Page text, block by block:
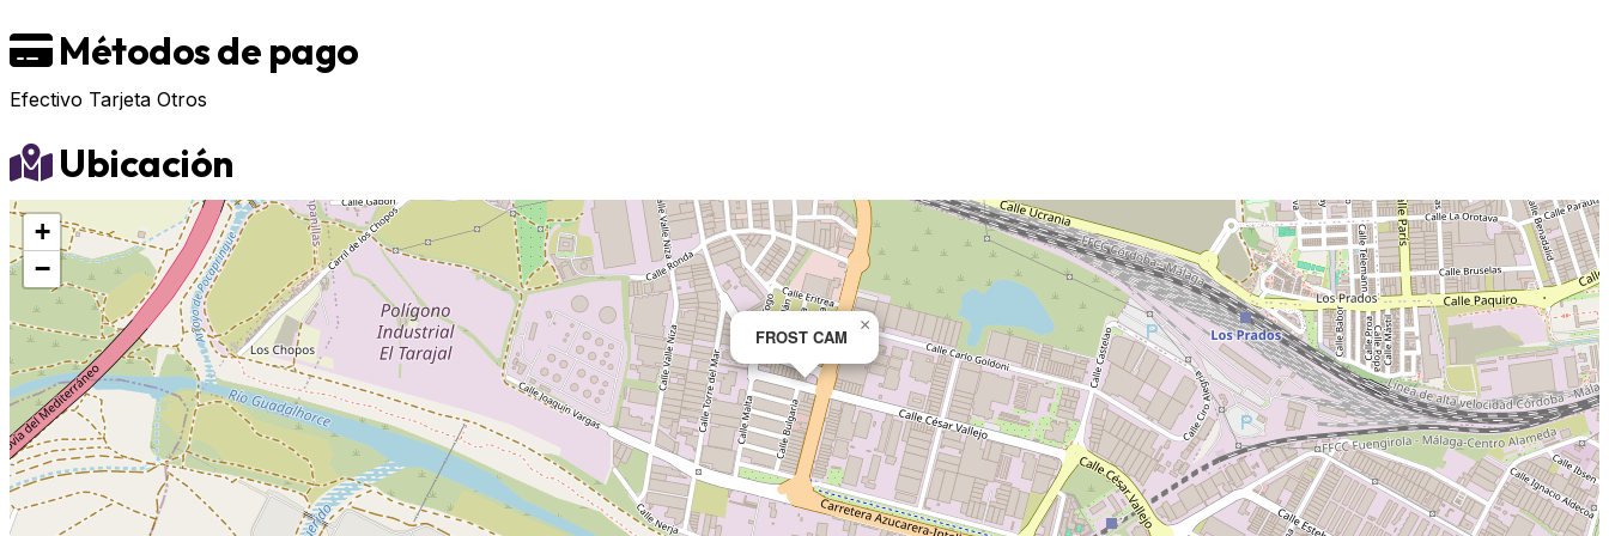
Métodos de pago
Efectivo Tarjeta Otros
Ubicación
FROST CAM
×
+
−